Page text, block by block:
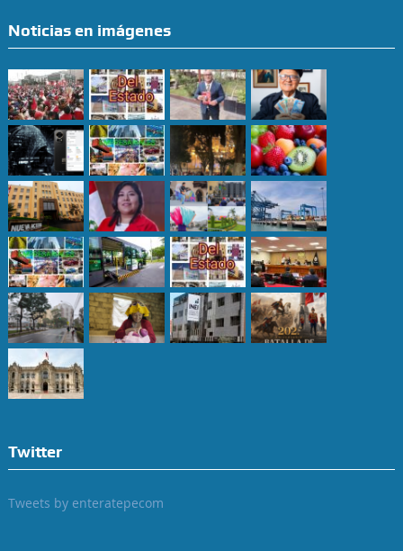
Noticias en imágenes
Twitter
Tweets by enteratepecom